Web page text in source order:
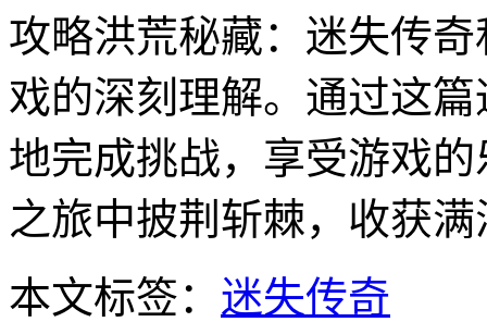
攻略洪荒秘藏：迷失传
戏的深刻理解。通过这
地完成挑战，享受游戏
之旅中披荆斩棘，收获满
本文标签： 迷失传奇